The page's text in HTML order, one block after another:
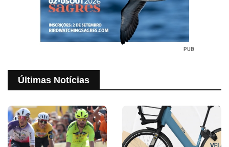
PUB
Últimas Notícias